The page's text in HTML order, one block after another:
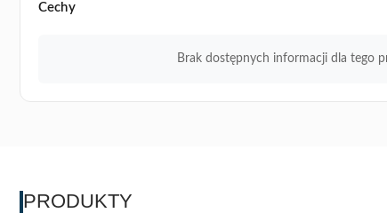
Cechy
Brak dostępnych informacji dla tego
PRODUKTY